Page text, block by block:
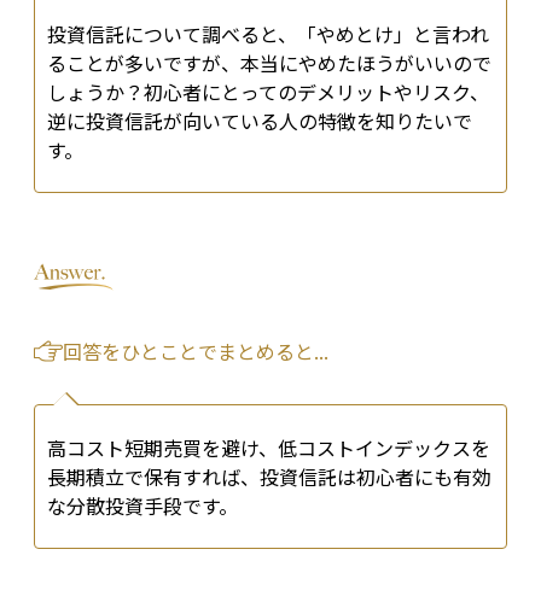
投資信託について調べると、「やめとけ」と言われ
ることが多いですが、本当にやめたほうがいいので
しょうか？初心者にとってのデメリットやリスク、
逆に投資信託が向いている人の特徴を知りたいで
す。
回答をひとことでまとめると...
高コスト短期売買を避け、低コストインデックスを
長期積立で保有すれば、投資信託は初心者にも有効
な分散投資手段です。